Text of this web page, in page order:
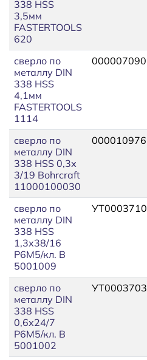
338 HSS
3,5мм
FASTERTOOLS
620
сверло по
металлу DIN
338 HSS
4,1мм
FASTERTOOLS
1114
000007090
сверло по
металлу DIN
338 HSS 0,3х
3/19 Bohrcraft
11000100030
000010976
сверло по
металлу DIN
338 HSS
1,3х38/16
Р6М5/кл. В
5001009
УТ0003710
сверло по
металлу DIN
338 HSS
0,6х24/7
Р6М5/кл. В
5001002
УТ0003703